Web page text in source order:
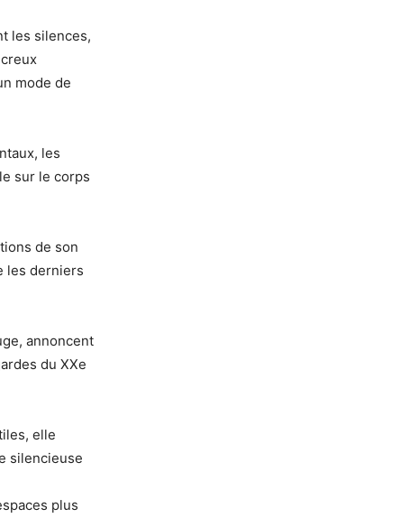
les silences,
mode de
les
sur le corps
de son
les derniers
annoncent
du XXe
elle
silencieuse
plus